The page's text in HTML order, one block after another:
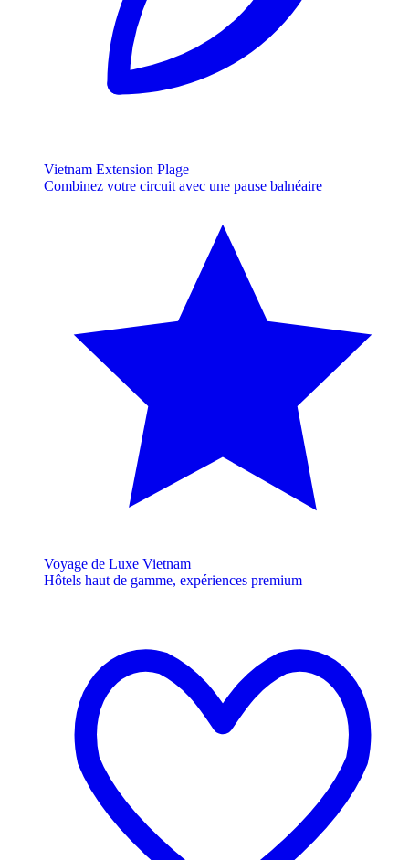
Vietnam Extension Plage
Combinez votre circuit avec une pause balnéaire
Voyage de Luxe Vietnam
Hôtels haut de gamme, expériences premium